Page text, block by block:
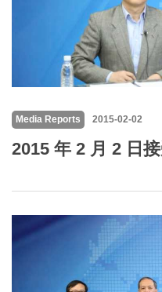
Media Reports 2015-02-02
2015 年 2 月 2 日